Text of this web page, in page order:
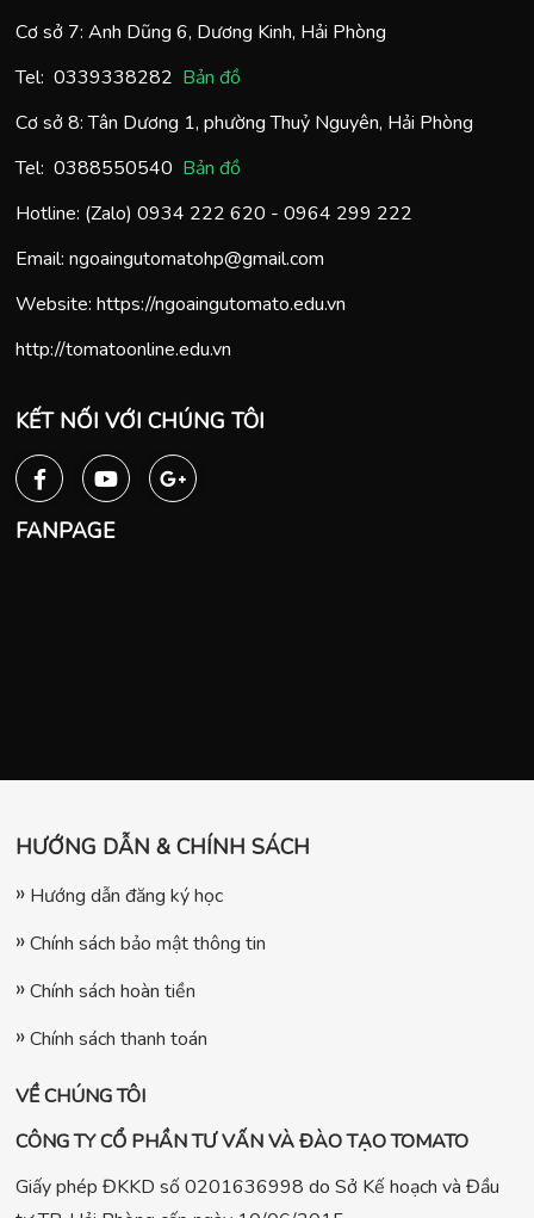
Cơ sở 7: Anh Dũng 6, Dương Kinh, Hải Phòng
Tel: 0339338282 Bản đồ
Cơ sở 8: Tân Dương 1, phường Thuỷ Nguyên, Hải Phòng
Tel: 0388550540 Bản đồ
Hotline: (Zalo) 0934 222 620 - 0964 299 222
Email: ngoaingutomatohp@gmail.com
Website: https://ngoaingutomato.edu.vn
http://tomatoonline.edu.vn
KẾT NỐI VỚI CHÚNG TÔI
FANPAGE
HƯỚNG DẪN & CHÍNH SÁCH
Hướng dẫn đăng ký học
Chính sách bảo mật thông tin
Chính sách hoàn tiền
Chính sách thanh toán
VỀ CHÚNG TÔI
CÔNG TY CỔ PHẦN TƯ VẤN VÀ ĐÀO TẠO TOMATO
Giấy phép ĐKKD số 0201636998 do Sở Kế hoạch và Đầu